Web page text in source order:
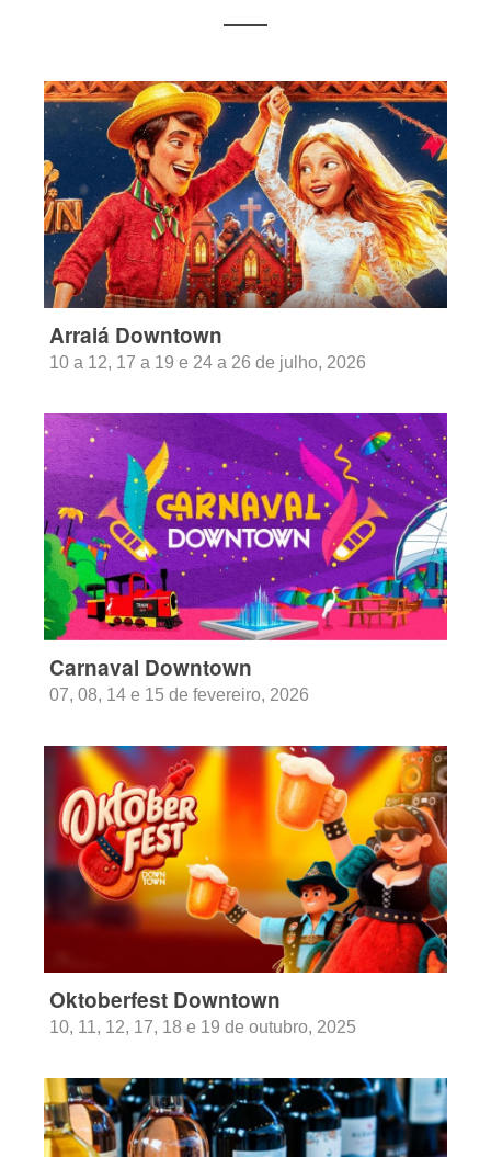
Arraiá Downtown
10 a 12, 17 a 19 e 24 a 26 de julho, 2026
Carnaval Downtown
07, 08, 14 e 15 de fevereiro, 2026
Oktoberfest Downtown
10, 11, 12, 17, 18 e 19 de outubro, 2025